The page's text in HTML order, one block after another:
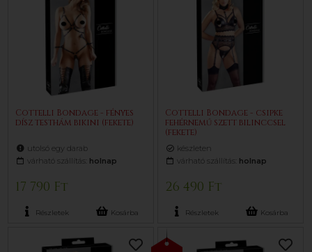
Cottelli Bondage - fényes
dísz testhám bikini (fekete)
utolsó egy darab
várható szállítás: holnap
17 790 Ft
Részletek Kosárba
Cottelli Bondage - csipke
fehérnemű szett bilinccsel
(fekete)
készleten
várható szállítás: holnap
26 490 Ft
Részletek Kosárba